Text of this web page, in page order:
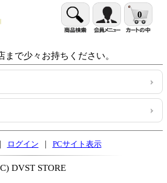
0
で少々お持ちください。
| ログイン | PCサイト表示
DVST STORE